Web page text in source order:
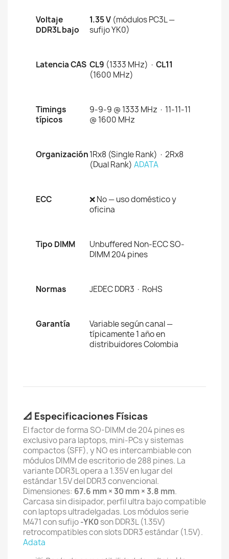
Voltaje
DDR3L bajo
1.35 V (módulos PC3L —
sufijo YK0)
Latencia CAS CL9 (1333 MHz) · CL11
(1600 MHz)
Timings
típicos
9-9-9 @ 1333 MHz · 11-11-11
@ 1600 MHz
Organización1Rx8 (Single Rank) · 2Rx8
(Dual Rank) ADATA
ECC
❌ No — uso doméstico y
oficina
Tipo DIMM
Unbuffered Non-ECC SO-
DIMM 204 pines
Normas JEDEC DDR3 · RoHS
Garantía
Variable según canal —
típicamente 1 año en
distribuidores Colombia
📐 Especificaciones Físicas
El factor de forma SO-DIMM de 204 pines es
exclusivo para laptops, mini-PCs y sistemas
compactos (SFF), y NO es intercambiable con
módulos DIMM de escritorio de 288 pines. La
variante DDR3L opera a 1.35V en lugar del
estándar 1.5V del DDR3 convencional.
Dimensiones: 67.6 mm × 30 mm × 3.8 mm.
Carcasa sin disipador, perfil ultra bajo compatible
con laptops ultradelgadas. Los módulos serie
M471 con sufijo-YK0son DDR3L (1.35V)
retrocompatibles con slots DDR3 estándar (1.5V).
Adata